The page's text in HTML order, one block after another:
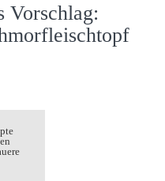
Vorschlag: